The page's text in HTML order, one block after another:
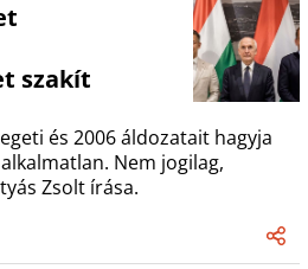
szakít
és 2006 áldozatait hagyja
Nem jogilag,
Zsolt írása.